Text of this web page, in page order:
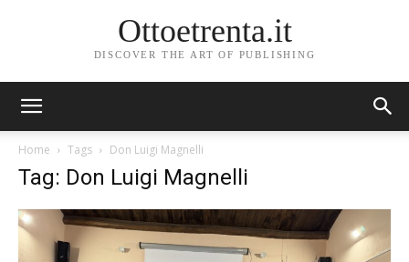
Ottoetrenta.it
DISCOVER THE ART OF PUBLISHING
Home Tags Don Luigi Magnelli
Tag: Don Luigi Magnelli